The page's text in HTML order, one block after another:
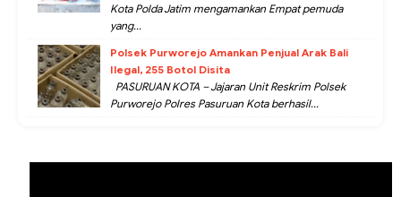
Kota Polda Jatim mengamankan Empat pemuda
yang...
Polsek Purworejo Amankan Penjual Arak Bali
Ilegal, 255 Botol Disita
PASURUAN KOTA – Jajaran Unit Reskrim Polsek
Purworejo Polres Pasuruan Kota berhasil...